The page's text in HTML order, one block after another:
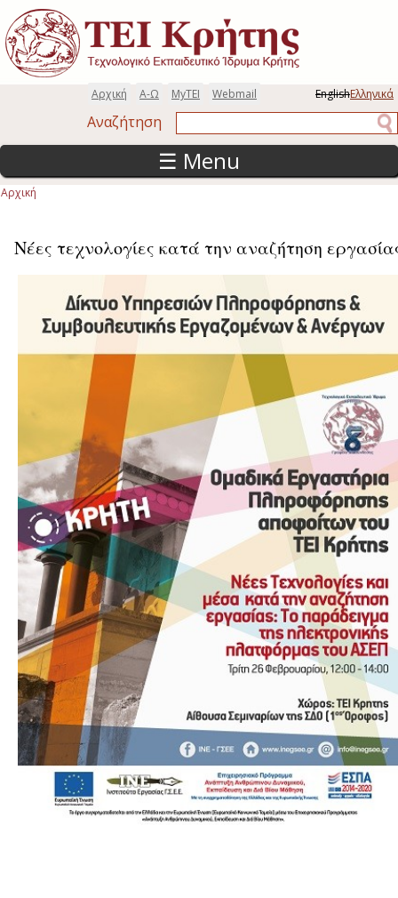
Παράκαμψη προς το κυρίως περιεχόμενο
EnglishΕλληνικά
Webmail
MyTEI
Α-Ω
Αρχική
Αναζήτηση
☰ Menu
Αρχική
Νέες τεχνολογίες κατά την αναζήτηση